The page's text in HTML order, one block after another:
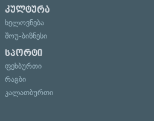
კულტურა
ხელოვნება
შოუ-ბიზნესი
სპორტი
ფეხბურთი
რაგბი
კალათბურთი